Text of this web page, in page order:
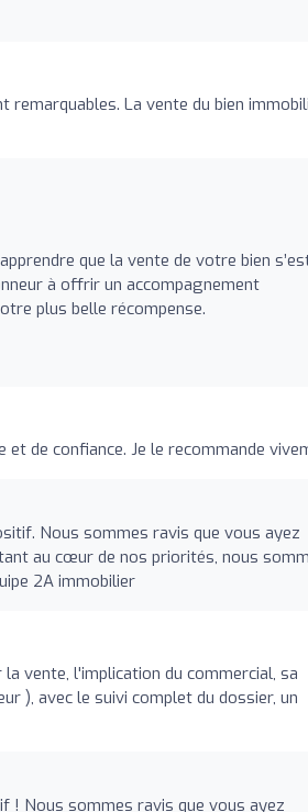
remarquables. La vente du bien
que la vente de votre bien
à offrir un accompagnement
plus belle récompense.
de confiance. Je le recommande
Nous sommes ravis que vous ayez
au cœur de nos priorités, nous
2A immobilier
vente, l'implication du commercial, sa
), avec le suivi complet du dossier, un
! Nous sommes ravis que vous ayez